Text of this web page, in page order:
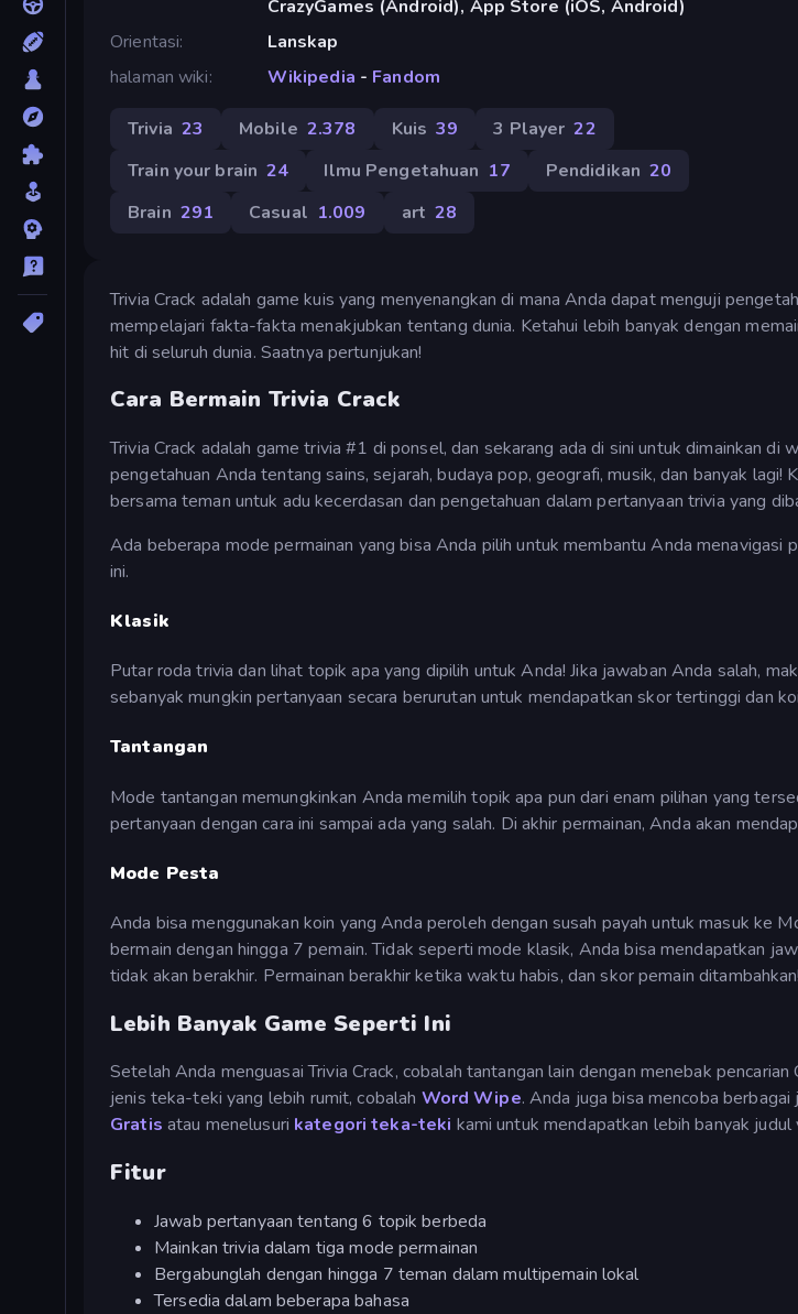
CrazyGames (Android), App Store (iOS, Android)
Orientasi
Lanskap
halaman wiki
Wikipedia - Fandom
Trivia 23 Mobile 2.378 Kuis 39 3 Player 22
Train your brain 24 Ilmu Pengetahuan 17 Pendidikan 20
Brain 291 Casual 1.009 art 28
Trivia Crack adalah game kuis yang menyenangkan di mana Anda dapat menguji
mempelajari fakta-fakta menakjubkan tentang dunia. Ketahui lebih banyak dengan
hit di seluruh dunia. Saatnya pertunjukan!
Cara Bermain Trivia Crack
Trivia Crack adalah game trivia #1 di ponsel, dan sekarang ada di sini untuk dimainkan di
pengetahuan Anda tentang sains, sejarah, budaya pop, geografi, musik, dan banyak lagi!
bersama teman untuk adu kecerdasan dan pengetahuan dalam pertanyaan trivia yang
Ada beberapa mode permainan yang bisa Anda pilih untuk membantu Anda menavigasi
ini.
Klasik
Putar roda trivia dan lihat topik apa yang dipilih untuk Anda! Jika jawaban Anda salah,
sebanyak mungkin pertanyaan secara berurutan untuk mendapatkan skor tertinggi dan
Tantangan
Mode tantangan memungkinkan Anda memilih topik apa pun dari enam pilihan yang
pertanyaan dengan cara ini sampai ada yang salah. Di akhir permainan, Anda akan
Mode Pesta
Anda bisa menggunakan koin yang Anda peroleh dengan susah payah untuk masuk ke
bermain dengan hingga 7 pemain. Tidak seperti mode klasik, Anda bisa mendapatkan
tidak akan berakhir. Permainan berakhir ketika waktu habis, dan skor pemain ditambahkan!
Lebih Banyak Game Seperti Ini
Setelah Anda menguasai Trivia Crack, cobalah tantangan lain dengan menebak pencarian
jenis teka-teki yang lebih rumit, cobalah Word Wipe. Anda juga bisa mencoba
Gratis atau menelusuri kategori teka-teki kami untuk mendapatkan lebih banyak judul
Fitur
Jawab pertanyaan tentang 6 topik berbeda
Mainkan trivia dalam tiga mode permainan
Bergabunglah dengan hingga 7 teman dalam multipemain lokal
Tersedia dalam beberapa bahasa